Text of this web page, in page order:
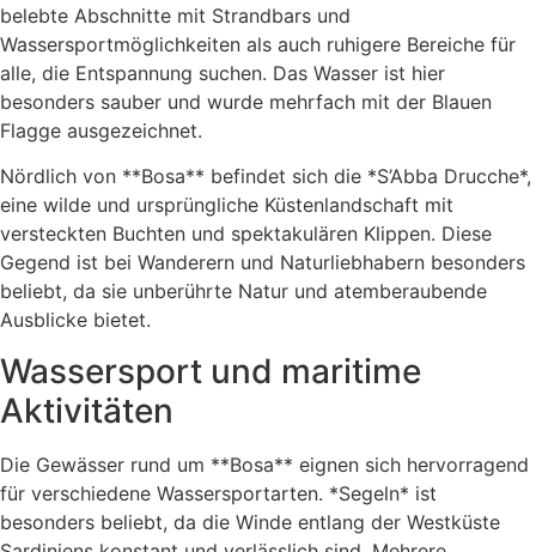
belebte Abschnitte mit Strandbars und
Wassersportmöglichkeiten als auch ruhigere Bereiche für
alle, die Entspannung suchen. Das Wasser ist hier
besonders sauber und wurde mehrfach mit der Blauen
Flagge ausgezeichnet.
Nördlich von **Bosa** befindet sich die *S’Abba Drucche*,
eine wilde und ursprüngliche Küstenlandschaft mit
versteckten Buchten und spektakulären Klippen. Diese
Gegend ist bei Wanderern und Naturliebhabern besonders
beliebt, da sie unberührte Natur und atemberaubende
Ausblicke bietet.
Wassersport und maritime
Aktivitäten
Die Gewässer rund um **Bosa** eignen sich hervorragend
für verschiedene Wassersportarten. *Segeln* ist
besonders beliebt, da die Winde entlang der Westküste